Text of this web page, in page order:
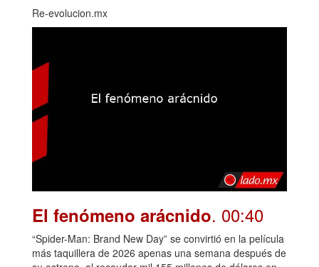
Re-evolucion.mx
El fenómeno arácnido. 00:40
“Spider-Man: Brand New Day” se convirtió en la película
más taquillera de 2026 apenas una semana después de